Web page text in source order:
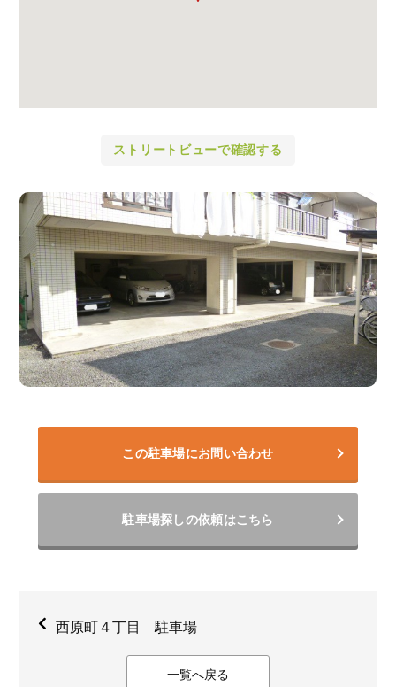
ストリートビューで確認する
この駐車場にお問い合わせ
駐車場探しの依頼はこちら
西原町４丁目 駐車場
一覧へ戻る